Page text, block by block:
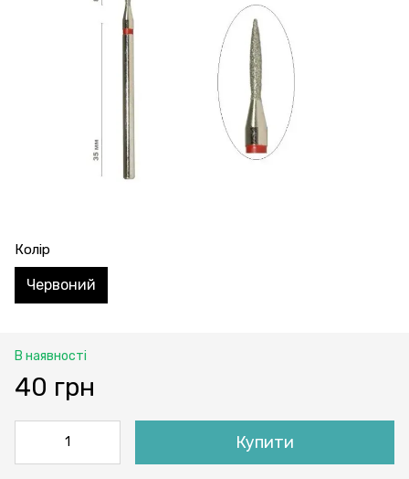
Колір
Червоний
В наявності
40 грн
Купити